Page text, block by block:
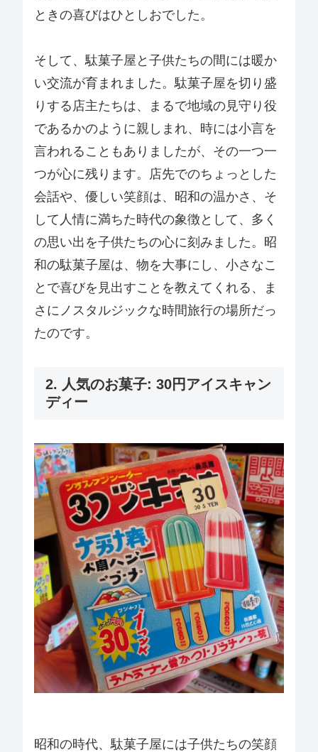
ときの喜びはひとしおでした。
そして、駄菓子屋と子供たちの間には暖か
い交流が育まれました。駄菓子屋を切り盛
りする店主たちは、まるで地域の見守り役
であるかのように親しまれ、時には小言を
言われることもありましたが、その一つ一
つが心に残ります。店先でのちょっとした
会話や、優しい笑顔は、昭和の温かさ、そ
して人情に満ちた時代の象徴として、多く
の思い出を子供たちの心に刻みました。昭
和の駄菓子屋は、物を大事にし、小さなこ
とで喜びを見出すことを教えてくれる、ま
さにノスタルジックな時間旅行の場所だっ
たのです。
2. 人気のお菓子: 30円アイスキャン
ディー
昭和の時代、駄菓子屋には子供たちの笑顔